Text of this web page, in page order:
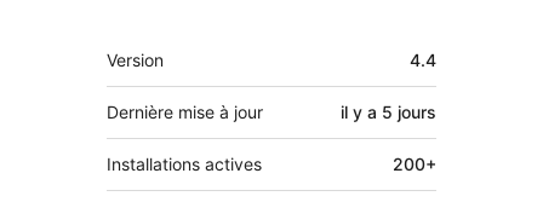
Méta
Version 4.4
Dernière mise à jour il y a 5 jours
Installations actives 200+